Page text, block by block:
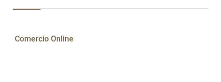
Comercio Online